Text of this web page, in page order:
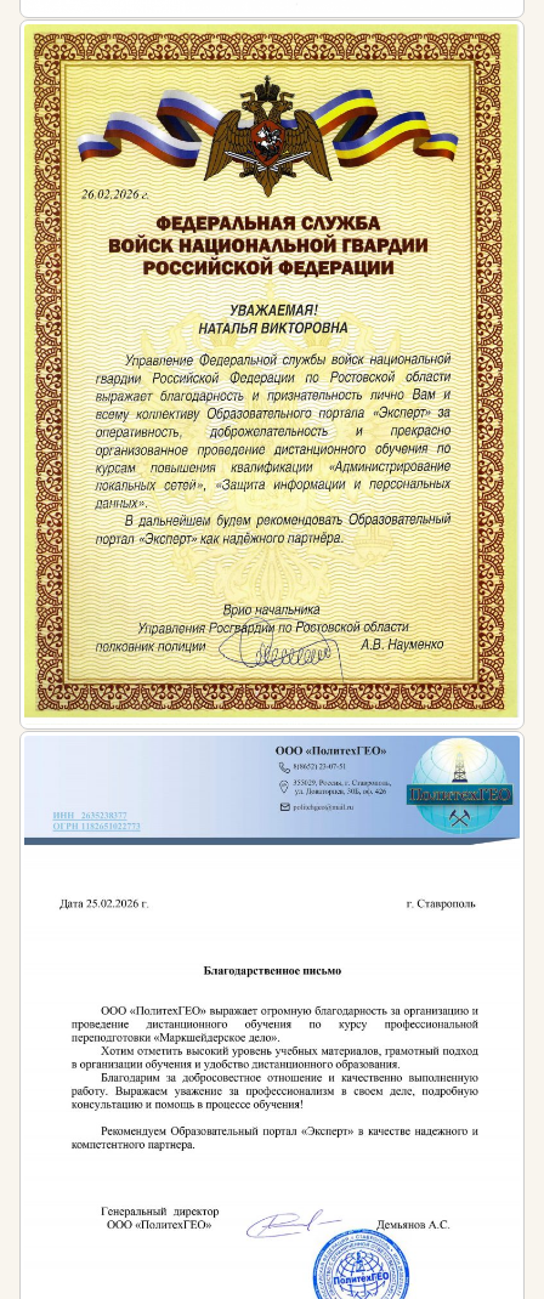
Приказ Министерства труда России от
10.09.2015 N 626н
Приказ Минтруда России от 10.09.2015 N 625н
«Об утверждении профессионального стандарта
«Специалист в сфере закупок»
Приложение к письму Министерства
экономического развития РФ и Министерства
образования и науки РФ от 12 марта 2015 г. NN
5594-ЕЕ/Д28и, АК-553/06 «Методические
рекомендации по реализации дополнительных
профессиональных программ повышения
квалификации в сфере закупок»
Изменения, внесенные Федеральным законом
от 22.12.2020 N 436-ФЗ
Федеральный закона от 18.07.2011 N 223-ФЗ «О
закупках товаров, работ, услуг отдельными
видами юридических лиц»
Обучение в сфере управления государственными и
муниципальными закупками позволит
специалистам эффективно управлять процедурами
закупок, повысить уровень своих знаний и
исключить риски нарушений законодательства.